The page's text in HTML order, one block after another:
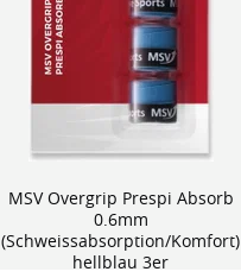
MSV Overgrip Prespi Absorb
0.6mm
(Schweissabsorption/Komfort)
hellblau 3er